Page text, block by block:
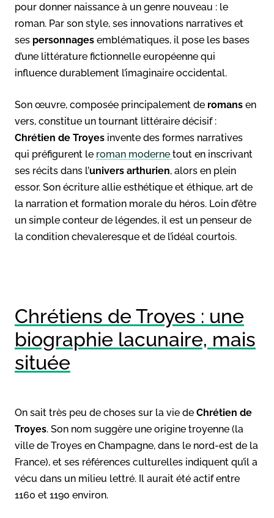
pour donner naissance à un genre nouveau : le
roman. Par son style, ses innovations narratives et
ses personnages emblématiques, il pose les bases
d’une littérature fictionnelle européenne qui
influence durablement l’imaginaire occidental.
Son œuvre, composée principalement de romans en
vers, constitue un tournant littéraire décisif :
Chrétien de Troyes invente des formes narratives
qui préfigurent le roman moderne tout en inscrivant
ses récits dans l’univers arthurien, alors en plein
essor. Son écriture allie esthétique et éthique, art de
la narration et formation morale du héros. Loin d’être
un simple conteur de légendes, il est un penseur de
la condition chevaleresque et de l’idéal courtois.
Chrétiens de Troyes : une
biographie lacunaire, mais
située
On sait très peu de choses sur la vie de Chrétien de
Troyes. Son nom suggère une origine troyenne (la
ville de Troyes en Champagne, dans le nord-est de la
France), et ses références culturelles indiquent qu’il a
vécu dans un milieu lettré. Il aurait été actif entre
1160 et 1190 environ.